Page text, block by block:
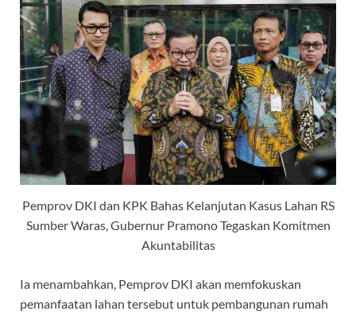
Pemprov DKI dan KPK Bahas Kelanjutan Kasus Lahan RS
Sumber Waras, Gubernur Pramono Tegaskan Komitmen
Akuntabilitas
Ia menambahkan, Pemprov DKI akan memfokuskan
pemanfaatan lahan tersebut untuk pembangunan rumah